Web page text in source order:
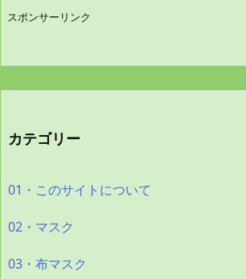
スポンサーリンク
カテゴリー
01・このサイトについて
02・マスク
03・布マスク